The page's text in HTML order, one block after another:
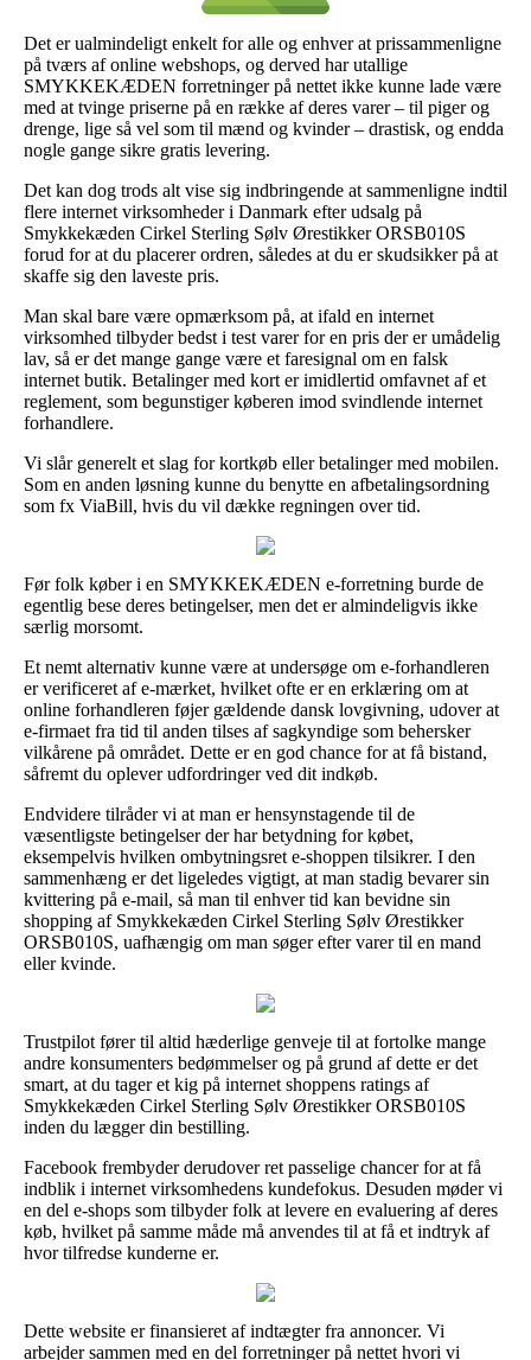
Det er ualmindeligt enkelt for alle og enhver at prissammenligne
på tværs af online webshops, og derved har utallige
SMYKKEKÆDEN forretninger på nettet ikke kunne lade være
med at tvinge priserne på en række af deres varer – til piger og
drenge, lige så vel som til mænd og kvinder – drastisk, og endda
nogle gange sikre gratis levering.
Det kan dog trods alt vise sig indbringende at sammenligne indtil
flere internet virksomheder i Danmark efter udsalg på
Smykkekæden Cirkel Sterling Sølv Ørestikker ORSB010S
forud for at du placerer ordren, således at du er skudsikker på at
skaffe sig den laveste pris.
Man skal bare være opmærksom på, at ifald en internet
virksomhed tilbyder bedst i test varer for en pris der er umådelig
lav, så er det mange gange være et faresignal om en falsk
internet butik. Betalinger med kort er imidlertid omfavnet af et
reglement, som begunstiger køberen imod svindlende internet
forhandlere.
Vi slår generelt et slag for kortkøb eller betalinger med mobilen.
Som en anden løsning kunne du benytte en afbetalingsordning
som fx ViaBill, hvis du vil dække regningen over tid.
Før folk køber i en SMYKKEKÆDEN e-forretning burde de
egentlig bese deres betingelser, men det er almindeligvis ikke
særlig morsomt.
Et nemt alternativ kunne være at undersøge om e-forhandleren
er verificeret af e-mærket, hvilket ofte er en erklæring om at
online forhandleren føjer gældende dansk lovgivning, udover at
e-firmaet fra tid til anden tilses af sagkyndige som behersker
vilkårene på området. Dette er en god chance for at få bistand,
såfremt du oplever udfordringer ved dit indkøb.
Endvidere tilråder vi at man er hensynstagende til de
væsentligste betingelser der har betydning for købet,
eksempelvis hvilken ombytningsret e-shoppen tilsikrer. I den
sammenhæng er det ligeledes vigtigt, at man stadig bevarer sin
kvittering på e-mail, så man til enhver tid kan bevidne sin
shopping af Smykkekæden Cirkel Sterling Sølv Ørestikker
ORSB010S, uafhængig om man søger efter varer til en mand
eller kvinde.
Trustpilot fører til altid hæderlige genveje til at fortolke mange
andre konsumenters bedømmelser og på grund af dette er det
smart, at du tager et kig på internet shoppens ratings af
Smykkekæden Cirkel Sterling Sølv Ørestikker ORSB010S
inden du lægger din bestilling.
Facebook frembyder derudover ret passelige chancer for at få
indblik i internet virksomhedens kundefokus. Desuden møder vi
en del e-shops som tilbyder folk at levere en evaluering af deres
køb, hvilket på samme måde må anvendes til at få et indtryk af
hvor tilfredse kunderne er.
Dette website er finansieret af indtægter fra annoncer. Vi
arbejder sammen med en del forretninger på nettet hvori vi